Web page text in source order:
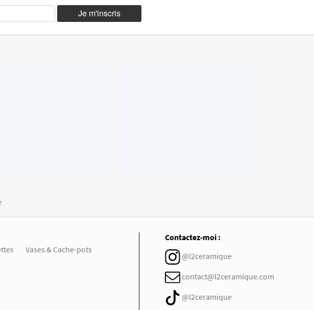
Vases & Cache-pots
Contactez-moi :
@l2ceramique
contact@l2ceramique.com
@l2ceramique